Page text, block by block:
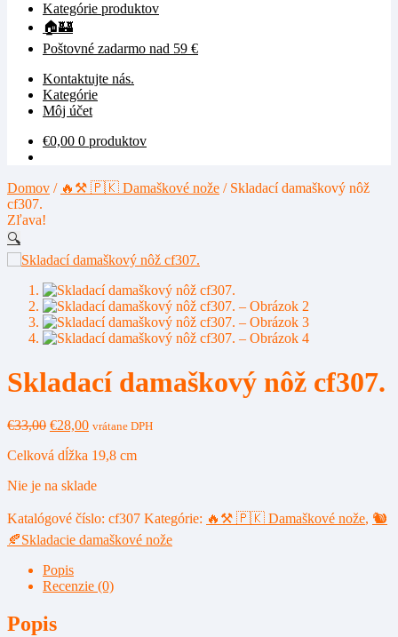
Kategórie produktov
🏠🏰
Poštovné zadarmo nad 59 €
Kontaktujte nás.
Kategórie
Môj účet
€0,00 0 produktov
Domov / 🔥⚒️ 🇵🇰 Damaškové nože / Skladací damaškový nôž
cf307.
Zľava!
🔍
Skladací damaškový nôž cf307.
€33,00 Pôvodná
bola:
€28,00Aktuálna
je:
vrátane DPH
Celková dĺžka 19,8 cm
Nie je na sklade
Katalógové číslo: cf307 Kategórie: 🔥⚒️ 🇵🇰 Damaškové nože, 🐿️
🍂Skladacie damaškové nože
Popis
Recenzie (0)
Popis